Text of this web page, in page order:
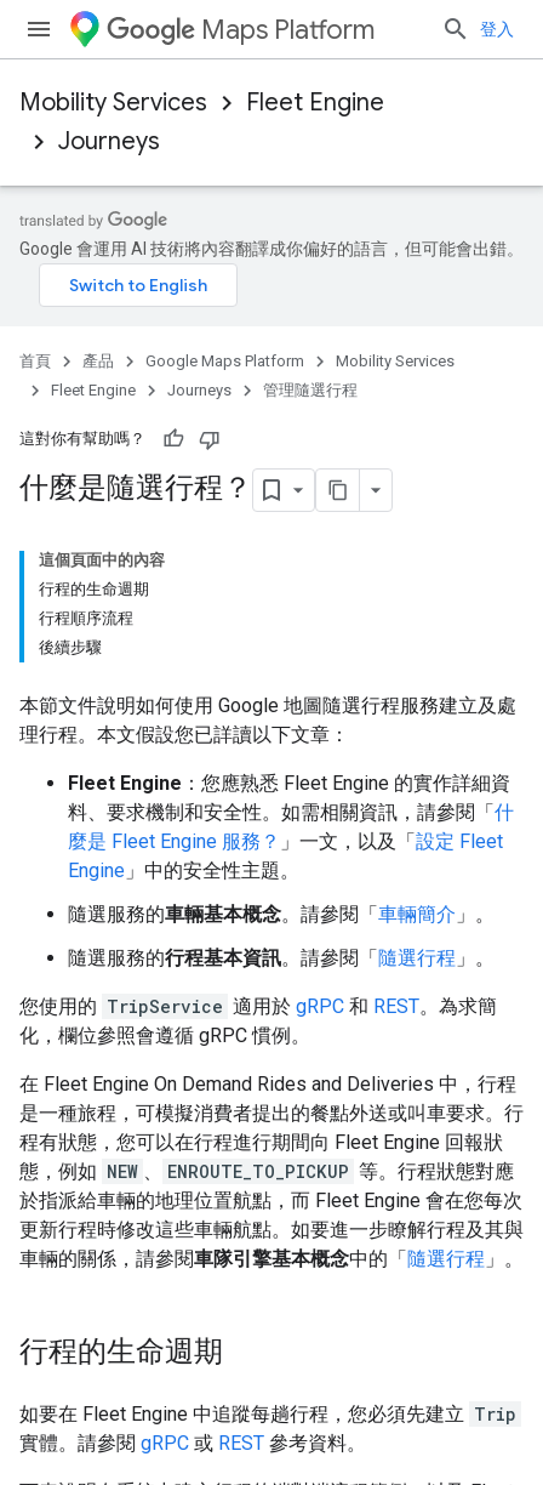
Maps Platform 登入
Mobility Services
Fleet Engine
Journeys
Google 會運用 AI 技術將內容翻譯成你偏好的語言，但可能會出錯。
首頁 產品 Google Maps Platform
Mobility Services
Fleet Engine
Journeys 管理隨選行程
這對你有幫助嗎？
什麼是隨選行程？
這個頁面中的內容
行程的生命週期
行程順序流程
後續步驟
本節文件說明如何使用 Google 地圖隨選行程服務建立及處
理行程。本文假設您已詳讀以下文章：
Fleet Engine ：您應熟悉 Fleet Engine 的實作詳細資
料、要求機制和安全性。如需相關資訊，請參閱「什
麼是 Fleet Engine 服務？ 」一文，以及「設定 Fleet
Engine 」中的安全性主題。
隨選服務的車輛基本概念。請參閱「車輛簡介 」。
隨選服務的行程基本資訊。請參閱「隨選行程 」。
您使用的 TripService 適用於 gRPC 和 REST。為求簡
化，欄位參照會遵循 gRPC 慣例。
在 Fleet Engine On Demand Rides and Deliveries 中，行程
是一種旅程，可模擬消費者提出的餐點外送或叫車要求。行
程有狀態，您可以在行程進行期間向 Fleet Engine 回報狀
態，例如 NEW 、 ENROUTE_TO_PICKUP 等。行程狀態對應
於指派給車輛的地理位置航點，而 Fleet Engine 會在您每次
更新行程時修改這些車輛航點。如要進一步瞭解行程及其與
車輛的關係，請參閱車隊引擎基本概念中的「隨選行程 」。
行程的生命週期
如要在 Fleet Engine 中追蹤每趟行程，您必須先建立 Trip
實體。請參閱 gRPC 或 REST 參考資料。